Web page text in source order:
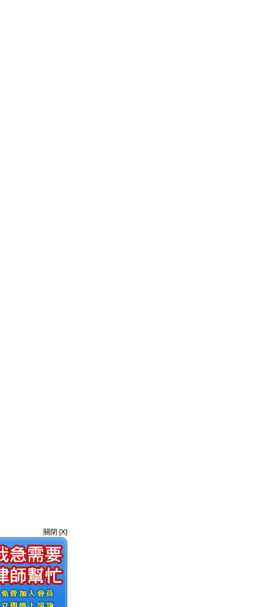
關閉 [X]